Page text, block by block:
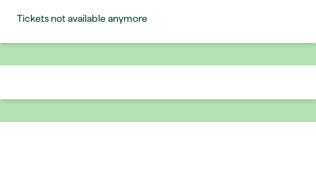
Tickets not available anymore